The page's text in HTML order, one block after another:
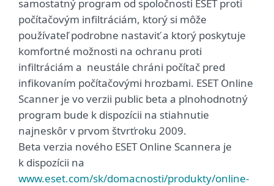
samostatný program od spoločnosti ESET proti
počítačovým infiltráciám, ktorý si môže
používateľ podrobne nastaviť a ktorý poskytuje
komfortné možnosti na ochranu proti
infiltráciám a neustále chráni počítač pred
infikovaním počítačovými hrozbami. ESET Online
Scanner je vo verzii public beta a plnohodnotný
program bude k dispozícii na stiahnutie
najneskôr v prvom štvrťroku 2009.
Beta verzia nového ESET Online Scannera je
k dispozícii na
www.eset.com/sk/domacnosti/produkty/online-